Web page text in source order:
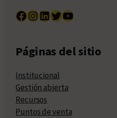
Facebook InstagramLinkedIn Twitter YouTube
Páginas del sitio
Institucional
Gestión abierta
Recursos
Puntos de venta